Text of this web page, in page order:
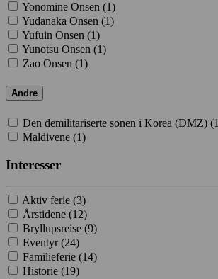
Yonomine Onsen (1)
Yudanaka Onsen (1)
Yufuin Onsen (1)
Yunotsu Onsen (1)
Zao Onsen (1)
Andre
Den demilitariserte sonen i Korea (DMZ) (1
Maldivene (1)
Interesser
Aktiv ferie (3)
Årstidene (12)
Bryllupsreise (9)
Eventyr (24)
Familieferie (14)
Historie (19)